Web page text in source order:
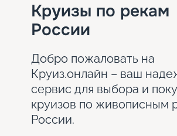
Круизы по рекам
России
Добро пожаловать на
Круиз.онлайн – ваш
сервис для выбора и
круизов по живописным
России.